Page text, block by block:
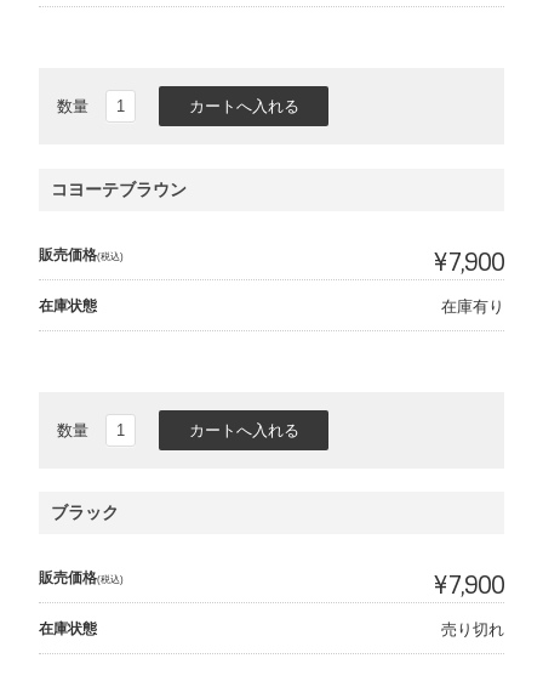
数量
コヨーテブラウン
販売価格(税込) ¥7,900
在庫状態 在庫有り
数量
ブラック
販売価格(税込) ¥7,900
在庫状態 売り切れ